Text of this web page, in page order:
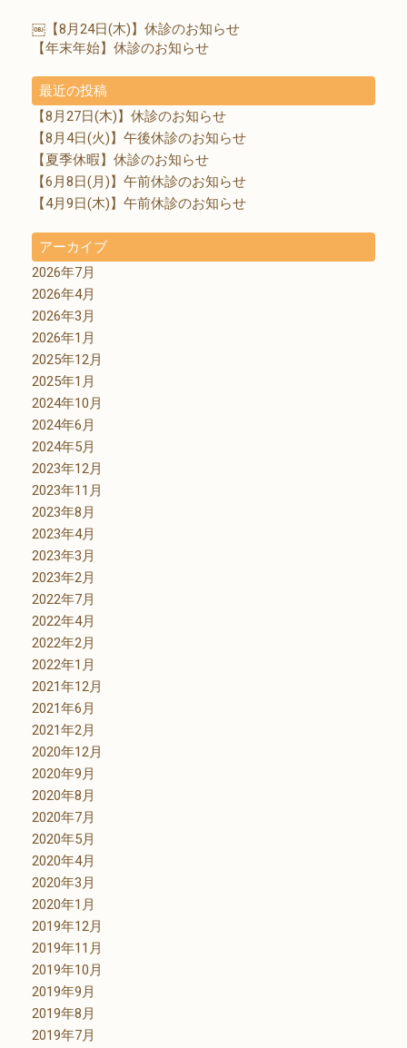
￼【8月24日(木)】休診のお知らせ
【年末年始】休診のお知らせ
最近の投稿
【8月27日(木)】休診のお知らせ
【8月4日(火)】午後休診のお知らせ
【夏季休暇】休診のお知らせ
【6月8日(月)】午前休診のお知らせ
【4月9日(木)】午前休診のお知らせ
アーカイブ
2026年7月
2026年4月
2026年3月
2026年1月
2025年12月
2025年1月
2024年10月
2024年6月
2024年5月
2023年12月
2023年11月
2023年8月
2023年4月
2023年3月
2023年2月
2022年7月
2022年4月
2022年2月
2022年1月
2021年12月
2021年6月
2021年2月
2020年12月
2020年9月
2020年8月
2020年7月
2020年5月
2020年4月
2020年3月
2020年1月
2019年12月
2019年11月
2019年10月
2019年9月
2019年8月
2019年7月